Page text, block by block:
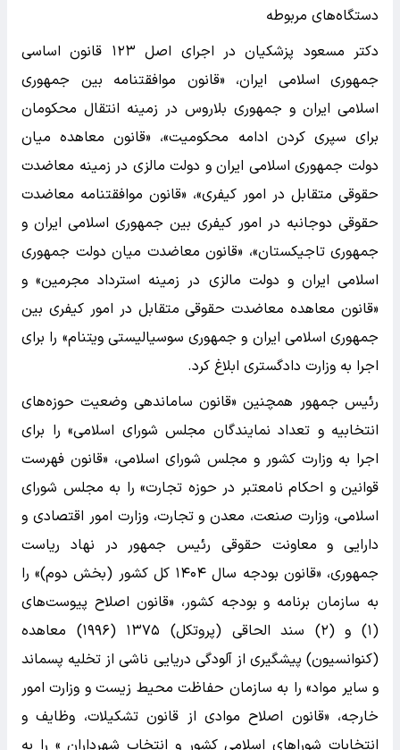
دستگاه‌های مربوطه
دکتر مسعود پزشکیان در اجرای اصل ۱۲۳ قانون اساسی
جمهوری اسلامی ایران، «قانون موافقتنامه بین جمهوری
اسلامی ایران و جمهوری بلاروس در زمینه انتقال محکومان
برای سپری کردن ادامه محکومیت»، «قانون معاهده میان
دولت جمهوری اسلامی ایران و دولت مالزی در زمینه معاضدت
حقوقی متقابل در امور کیفری»، «قانون موافقتنامه معاضدت
حقوقی دوجانبه در امور کیفری بین جمهوری اسلامی ایران و
جمهوری تاجیکستان»، «قانون معاضدت میان دولت جمهوری
اسلامی ایران و دولت مالزی در زمینه استرداد مجرمین» و
«قانون معاهده معاضدت حقوقی متقابل در امور کیفری بین
جمهوری اسلامی ایران و جمهوری سوسیالیستی ویتنام» را برای
اجرا به وزارت دادگستری ابلاغ کرد.
رئیس جمهور همچنین «قانون ساماندهی وضعیت حوزه‌های
انتخابیه و تعداد نمایندگان مجلس شورای اسلامی» را برای
اجرا به وزارت کشور و مجلس شورای اسلامی، «قانون فهرست
قوانین و احکام نامعتبر در حوزه تجارت» را به مجلس شورای
اسلامی، وزارت صنعت، معدن و تجارت، وزارت امور اقتصادی و
دارایی و معاونت حقوقی رئیس جمهور در نهاد ریاست
جمهوری، «قانون بودجه سال ۱۴۰۴ کل کشور (بخش دوم)» را
به سازمان برنامه و بودجه کشور، «قانون اصلاح پیوست‌های
(۱) و (۲) سند الحاقی (پروتکل) ۱۳۷۵ (۱۹۹۶) معاهده
(کنوانسیون) پیشگیری از آلودگی دریایی ناشی از تخلیه پسماند
و سایر مواد» را به سازمان حفاظت محیط زیست و وزارت امور
خارجه، «قانون اصلاح موادی از قانون تشکیلات، وظایف و